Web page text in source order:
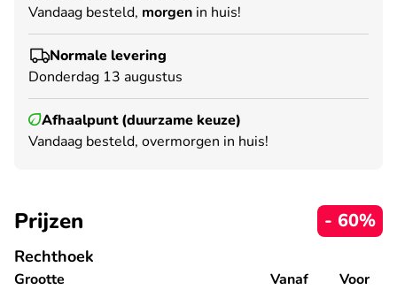
Vandaag besteld, morgen in huis!
Normale levering
Donderdag 13 augustus
Afhaalpunt (duurzame keuze)
Vandaag besteld, overmorgen in huis!
Prijzen - 60%
Rechthoek
Grootte
Vanaf
Voor